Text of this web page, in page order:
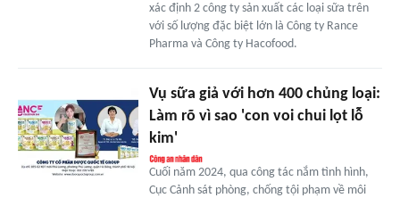
xác định 2 công ty sản xuất các loại sữa trên
với số lượng đặc biệt lớn là Công ty Rance
Pharma và Công ty Hacofood.
Vụ sữa giả với hơn 400 chủng loại:
Làm rõ vì sao 'con voi chui lọt lỗ
kim'
Cuối năm 2024, qua công tác nắm tình hình,
Cục Cảnh sát phòng, chống tội phạm về môi